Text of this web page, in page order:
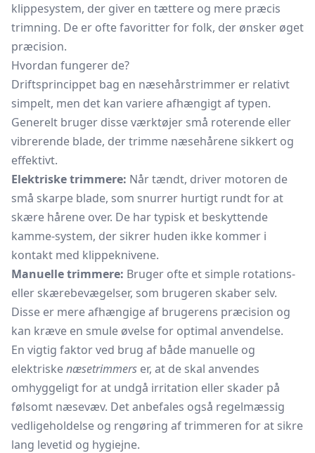
klippesystem, der giver en tættere og mere præcis
trimning. De er ofte favoritter for folk, der ønsker øget
præcision.
Hvordan fungerer de?
Driftsprincippet bag en næsehårstrimmer er relativt
simpelt, men det kan variere afhængigt af typen.
Generelt bruger disse værktøjer små roterende eller
vibrerende blade, der trimme næsehårene sikkert og
effektivt.
Elektriske trimmere: Når tændt, driver motoren de
små skarpe blade, som snurrer hurtigt rundt for at
skære hårene over. De har typisk et beskyttende
kamme-system, der sikrer huden ikke kommer i
kontakt med klippeknivene.
Manuelle trimmere: Bruger ofte et simple rotations-
eller skærebevægelser, som brugeren skaber selv.
Disse er mere afhængige af brugerens præcision og
kan kræve en smule øvelse for optimal anvendelse.
En vigtig faktor ved brug af både manuelle og
elektriskenæsetrimmers er, at de skal anvendes
omhyggeligt for at undgå irritation eller skader på
følsomt næsevæv. Det anbefales også regelmæssig
vedligeholdelse og rengøring af trimmeren for at sikre
lang levetid og hygiejne.